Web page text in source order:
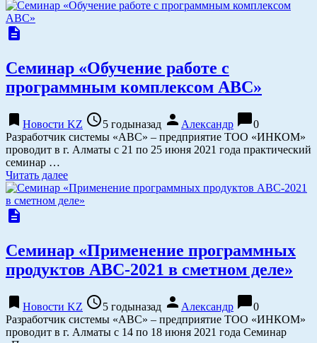
description
Семинар «Обучение работе с
программным комплексом АВС»
bookmark Новости KZ access_time5 годыназад person Александр chat_bubble0
Разработчик системы «АВС» – предприятие ТОО «ИНКОМ»
проводит в г. Алматы с 21 по 25 июня 2021 года практический
семинар …
Читать далее
description
Семинар «Применение программных
продуктов АВС-2021 в сметном деле»
bookmark Новости KZ access_time5 годыназад person Александр chat_bubble0
Разработчик системы «АВС» – предприятие ТОО «ИНКОМ»
проводит в г. Алматы с 14 по 18 июня 2021 года Семинар